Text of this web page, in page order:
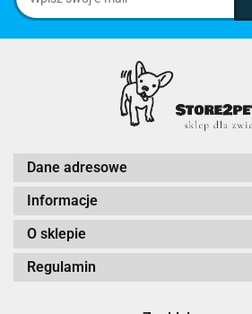
Dane adresowe
Informacje
O sklepie
Regulamin